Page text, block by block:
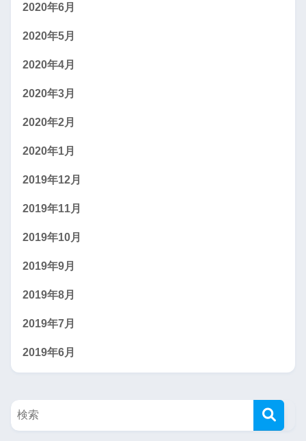
2020年6月
2020年5月
2020年4月
2020年3月
2020年2月
2020年1月
2019年12月
2019年11月
2019年10月
2019年9月
2019年8月
2019年7月
2019年6月